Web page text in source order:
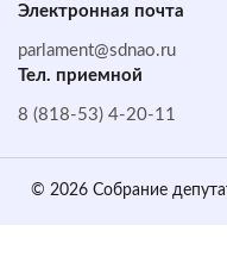
Электронная почта
parlament@sdnao.ru
Тел. приемной
8 (818-53) 4-20-11
© 2026 Собрание